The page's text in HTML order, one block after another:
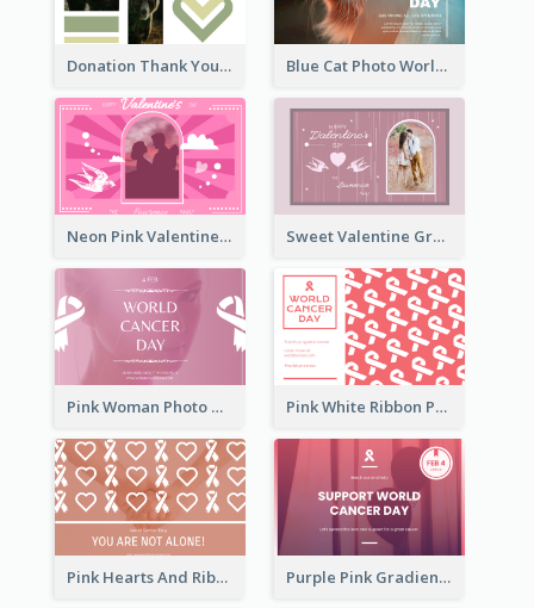
Donation Thank You Card Blue Cat Photo World Wildlife Day Greeting Card
Neon Pink Valentine Greeting Card Design Ideas Sweet Valentine Greeting Card Design Ideas
Pink Woman Photo World Cancer Day Greeting Card Pink White Ribbon Patterns World Cancer Day Greeting Card
Pink Hearts And Ribbon Patterns World Cancer Day Greeting Card Purple Pink Gradient World Cancer Day Greeting Card